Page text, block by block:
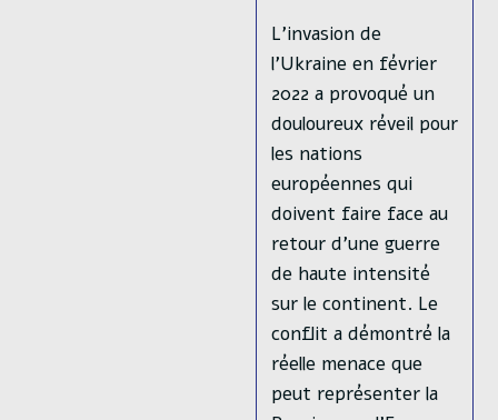
L’invasion de
l'Ukraine en février
2022 a provoqué un
douloureux réveil pour
les nations
européennes qui
doivent faire face au
retour d’une guerre
de haute intensité
sur le continent. Le
conflit a démontré la
réelle menace que
peut représenter la